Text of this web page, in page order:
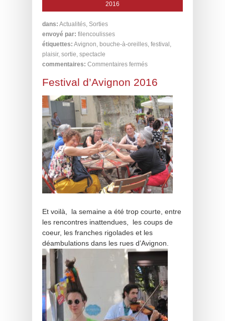
2016
dans: Actualités, Sorties
envoyé par: filencoulisses
étiquettes: Avignon, bouche-à-oreilles, festival ,
plaisir, sortie, spectacle
commentaires: Commentaires fermés
Festival d’Avignon 2016
Et voilà, la semaine a été trop courte, entre
les rencontres inattendues, les coups de
coeur, les franches rigolades et les
déambulations dans les rues d’Avignon.